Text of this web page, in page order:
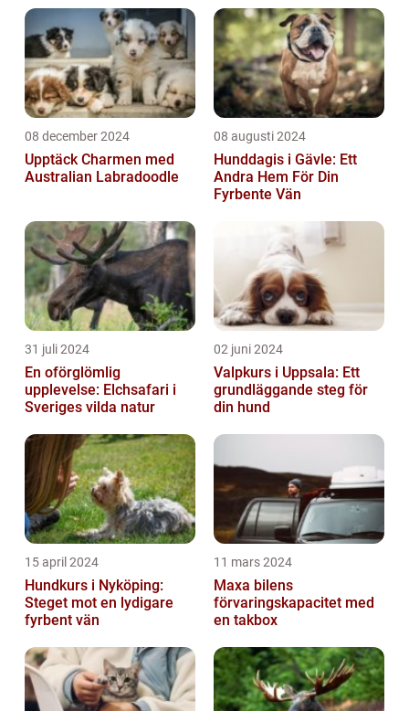
08 december 2024
Upptäck Charmen med
Australian Labradoodle
08 augusti 2024
Hunddagis i Gävle: Ett
Andra Hem För Din
Fyrbente Vän
31 juli 2024
En oförglömlig
upplevelse: Elchsafari i
Sveriges vilda natur
02 juni 2024
Valpkurs i Uppsala: Ett
grundläggande steg för
din hund
15 april 2024
Hundkurs i Nyköping:
Steget mot en lydigare
fyrbent vän
11 mars 2024
Maxa bilens
förvaringskapacitet med
en takbox